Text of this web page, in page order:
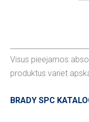
Visus pieejamos
produktus variet
BRADY SPC